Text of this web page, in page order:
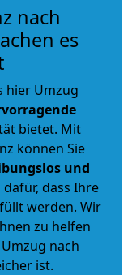
nach
es
hier Umzug
bietet. Mit
können Sie
und
dass Ihre
werden. Wir
zu helfen
nach
ist.